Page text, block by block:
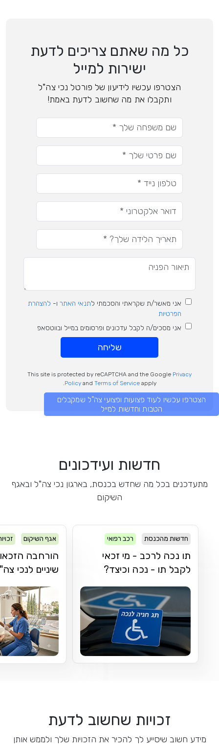
כל מה שאתם צריכים לדעת
ישירות למייל
הצטרפו עכשיו לידיעון של פורטל נכי צה"ל
ותקבלו את מה שחשוב לדעת באמת!
אני מאשר/ת שקראתי והסכמתי לתנאי האתר ו- להצהרת
הפרטיות
אני מסכים/ה לקבל עדכונים ופרסומים במייל ובווטסאפ
שליחה
This site is protected by reCAPTCHA and the Google Privacy
Policyand Terms of Serviceapply.
הצטרפו עכשיו לעוד פצועות ופצועי צה"ל שמקבלים
הטבות וחדשות למייל
חדשות ועידכונים
מתעדכנים בכל מה שחדש בכנסת, בארגון נכי צה"ל ובאגף
השיקום
חדשות מהכנסת רכב רפואי
תו נכה לרכב - מי זכאי
לקבל תו - נכה וכיצד?
אגף השיקום
הורחבה
שיניים לנכי
זכויות שחשוב לדעת
מידע חשוב שיסייע לך להכיר את הזכויות שלך ולממש אותן